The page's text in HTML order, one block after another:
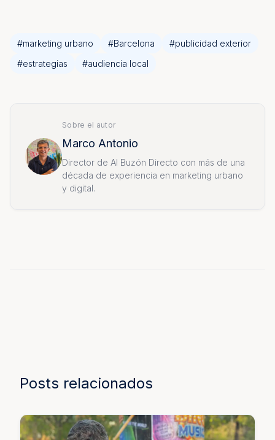
#marketing urbano #Barcelona #publicidad exterior
#estrategias #audiencia local
Sobre el autor
Marco Antonio
Director de Al Buzón Directo con más de una
década de experiencia en marketing urbano
y digital.
Posts relacionados